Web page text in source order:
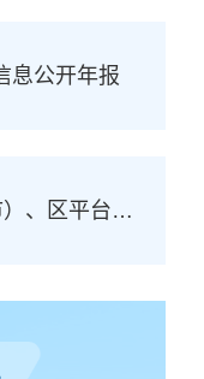
息公开年报
、区平台链接